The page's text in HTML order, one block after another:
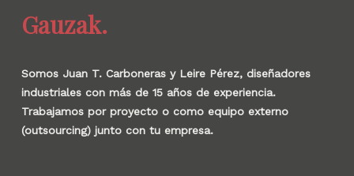
Gauzak.
Somos Juan T. Carboneras y Leire Pérez, diseñadores
industriales con más de 15 años de experiencia.
Trabajamos por proyecto o como equipo externo
(outsourcing) junto con tu empresa.